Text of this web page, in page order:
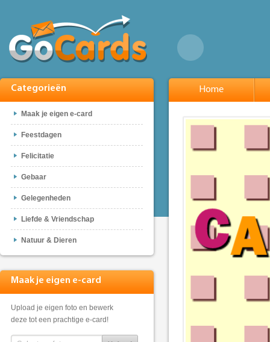
Categorieën
Maak je eigen e-card
Feestdagen
Felicitatie
Gebaar
Gelegenheden
Liefde & Vriendschap
Natuur & Dieren
Maak je eigen e-card
Upload je eigen foto en bewerk
deze tot een prachtige e-card!
Home